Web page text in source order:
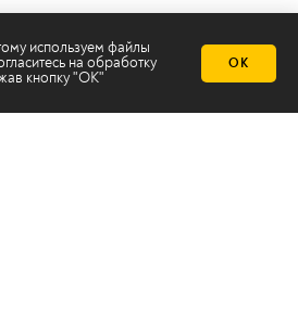
используем файлы
на обработку
кнопку "ОК"
ОК
2х2